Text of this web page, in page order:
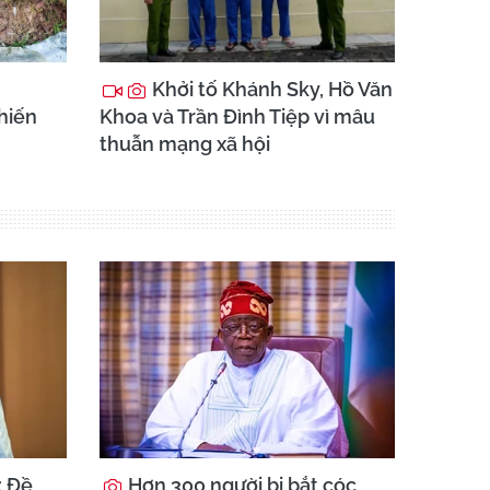
Khởi tố Khánh Sky, Hồ Văn
Khoa và Trần Đình Tiệp vì mâu
thuẫn mạng xã hội
Đề Hơn 300 người bị bắt cóc